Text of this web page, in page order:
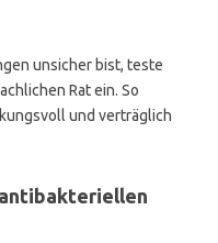
unsicher bist, teste
Rat ein. So
und verträglich
antibakteriellen